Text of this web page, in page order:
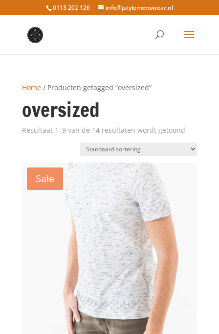
0113 202 126 info@jstylemenswear.nl
Home/ Producten getagged “oversized”
oversized
Resultaat 1–9 van de 14 resultaten wordt getoond
Sale